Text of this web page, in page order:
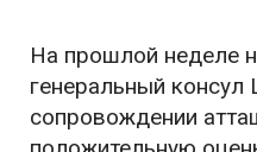
На прошлой неделе
генеральный
сопровождении